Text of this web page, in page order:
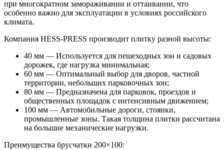
при многократном замораживании и оттаивании, что
особенно важно для эксплуатации в условиях российского
климата.
Компания HESS-PRESS производит плитку разной высоты:
40 мм — Используется для пешеходных зон и садовых
дорожек, где нагрузка минимальная;
60 мм — Оптимальный выбор для дворов, частной
территории, небольших парковочных зон;
80 мм — Предназначена для парковок, проездов и
общественных площадок с интенсивным движением;
100 мм — Автомобильные дороги, стоянки,
промышленные зоны. Такая толщина плитки рассчитана
на большие механические нагрузки.
Преимущества брусчатки 200×100: